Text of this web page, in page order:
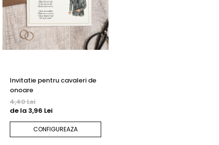
Invitatie pentru cavaleri de
onoare
4,40 Lei
de la 3,96 Lei
CONFIGUREAZA